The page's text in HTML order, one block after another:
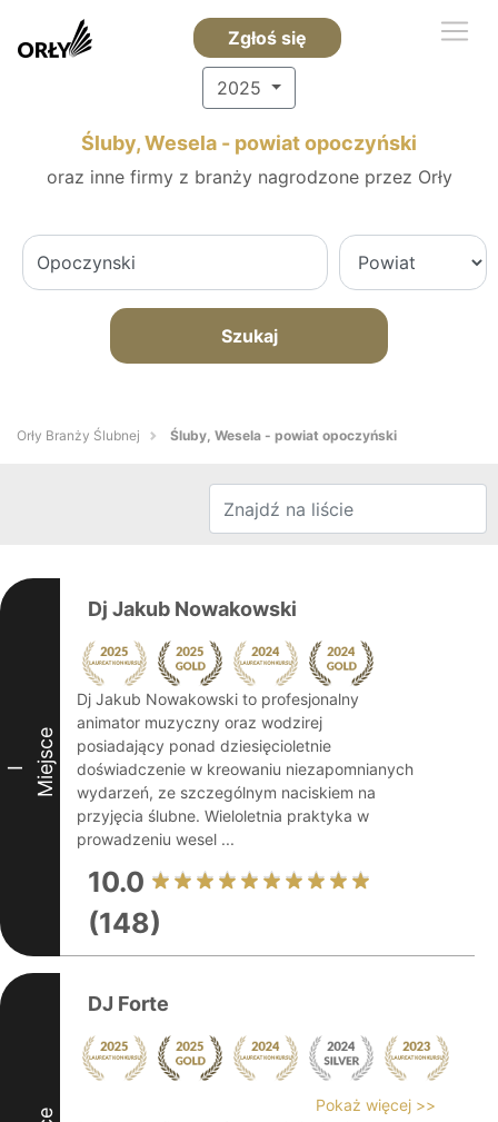
Zgłoś się
2025
Śluby, Wesela - powiat opoczyński
oraz inne firmy z branży nagrodzone przez Orły
Szukaj
Orły Branży Ślubnej Śluby, Wesela - powiat opoczyński
I Miejsce
Dj Jakub Nowakowski
Dj Jakub Nowakowski to profesjonalny
animator muzyczny oraz wodzirej
posiadający ponad dziesięcioletnie
doświadczenie w kreowaniu niezapomnianych
wydarzeń, ze szczególnym naciskiem na
przyjęcia ślubne. Wieloletnia praktyka w
prowadzeniu wesel ...
10.0
(148)
DJ Forte
Pokaż więcej >>